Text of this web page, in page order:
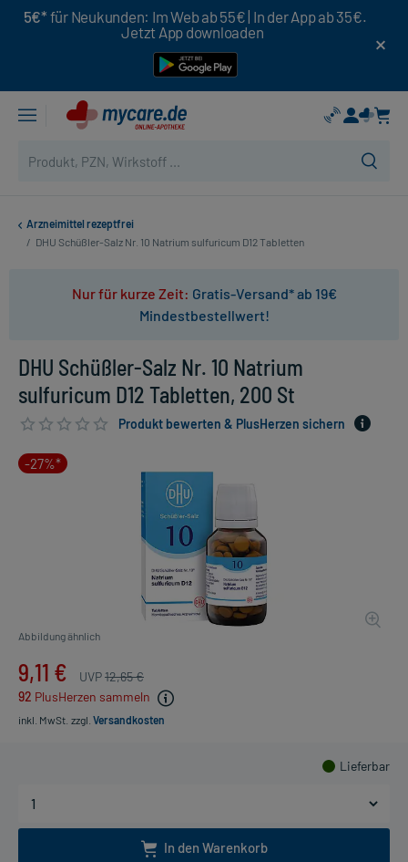
5€* für Neukunden: Im Web ab 55€ | In der App ab 35€.
Jetzt App downloaden
Arzneimittel rezeptfrei
/ DHU Schüßler-Salz Nr. 10 Natrium sulfuricum D12 Tabletten
Nur für kurze Zeit: Gratis-Versand* ab 19€
Mindestbestellwert!
DHU Schüßler-Salz Nr. 10 Natrium
sulfuricum D12 Tabletten, 200 St
Produkt bewerten & PlusHerzen sichern
-27%*
Abbildung ähnlich
9,11 € UVP12,65 €
92 PlusHerzen sammeln
inkl. MwSt. zzgl. Versandkosten
Lieferbar
In den Warenkorb